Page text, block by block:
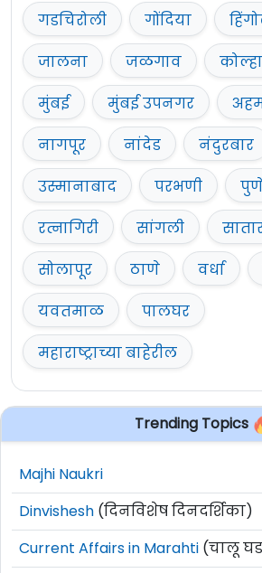
गडचिरोली
गोंदिया
जालना
जळगाव
मुंबई
मुंबई उपनगर
नागपूर
नांदेड नंदुरबार
उस्मानाबाद
परभणी
रत्नागिरी
सांगली
सोलापूर
ठाणे वर्धा
यवतमाळ
पालघर
महाराष्ट्राच्या बाहेरील
Trending Topics
Majhi Naukri
Dinvishesh (दिनविशेष दिनदर्शिका)
Current Affairs in Marahti (चालू